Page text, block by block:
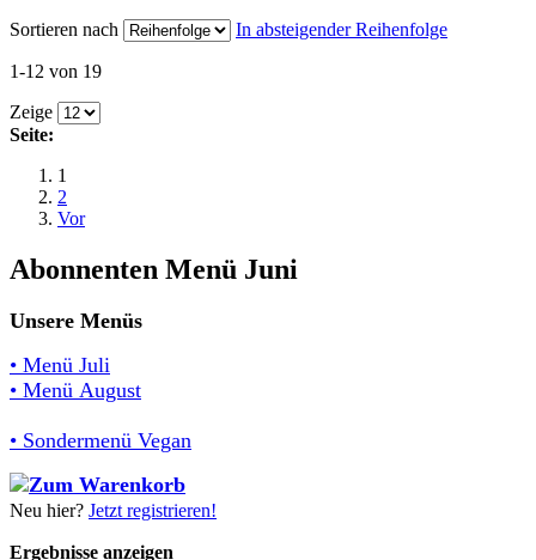
Sortieren nach
In absteigender Reihenfolge
1-12 von 19
Zeige
Seite:
1
2
Vor
Abonnenten Menü Juni
Unsere Menüs
• Menü Juli
• Menü August
• Sondermenü Vegan
Neu hier? Jetzt registrieren!
Ergebnisse anzeigen